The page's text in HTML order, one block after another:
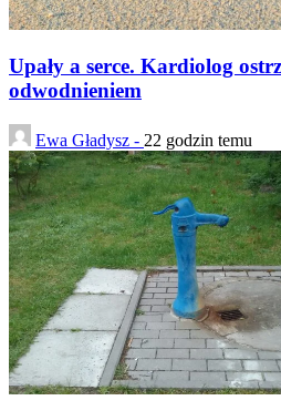
Upały a serce. Kardiolog
odwodnieniem
Ewa Gładysz - 22 godzin temu